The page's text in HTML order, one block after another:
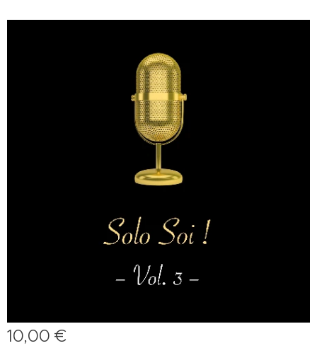
10,00 €